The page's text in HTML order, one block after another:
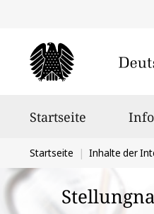
Startseite
Sie
befinden
sich
Startseite Inhalte der